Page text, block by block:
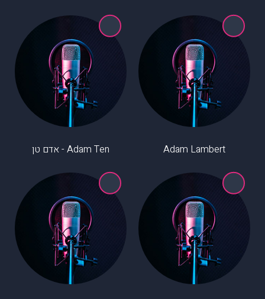
Adam Lambert Adam Ten - אדם טן